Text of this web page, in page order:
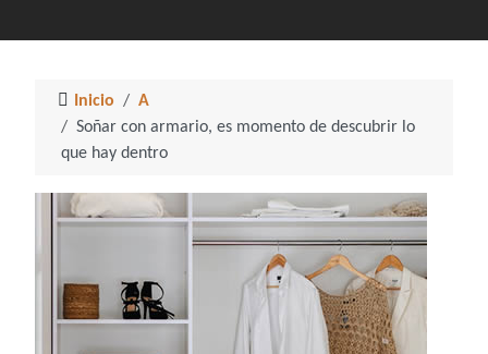
Inicio
A
Soñar con armario, es momento de descubrir lo
que hay dentro